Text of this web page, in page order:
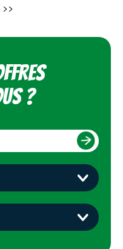
>>
?